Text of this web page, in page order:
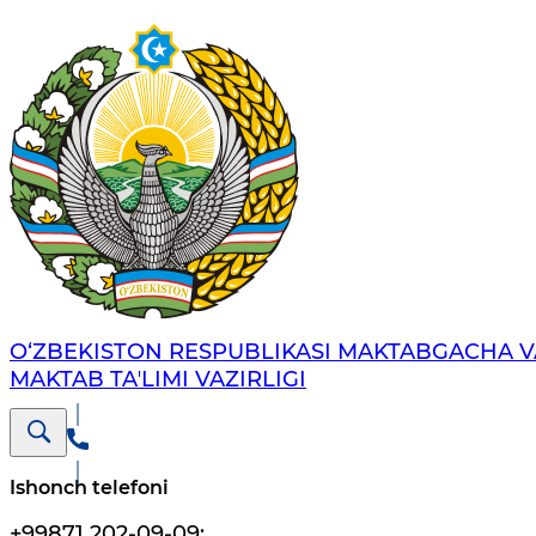
O‘ZBEKISTON RESPUBLIKASI MAKTABGACHA
MAKTAB TAʼLIMI VAZIRLIGI
Ishonch telefoni